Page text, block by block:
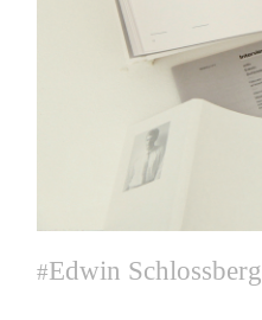
#Edwin Schlossberg